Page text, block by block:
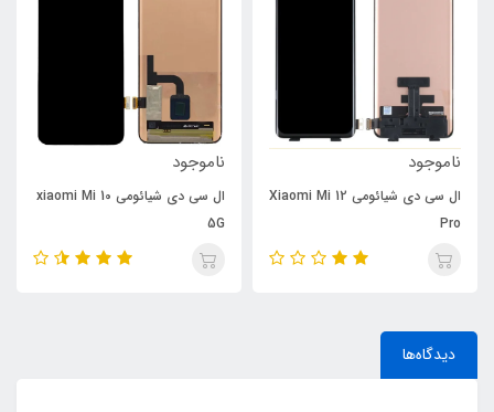
ناموجود
ال سی دی شیائومی Xiaomi Mi 12
Pro
ناموجود
ال سی دی شیائومی xiaomi Mi 10
5G
دیدگاه‌ها